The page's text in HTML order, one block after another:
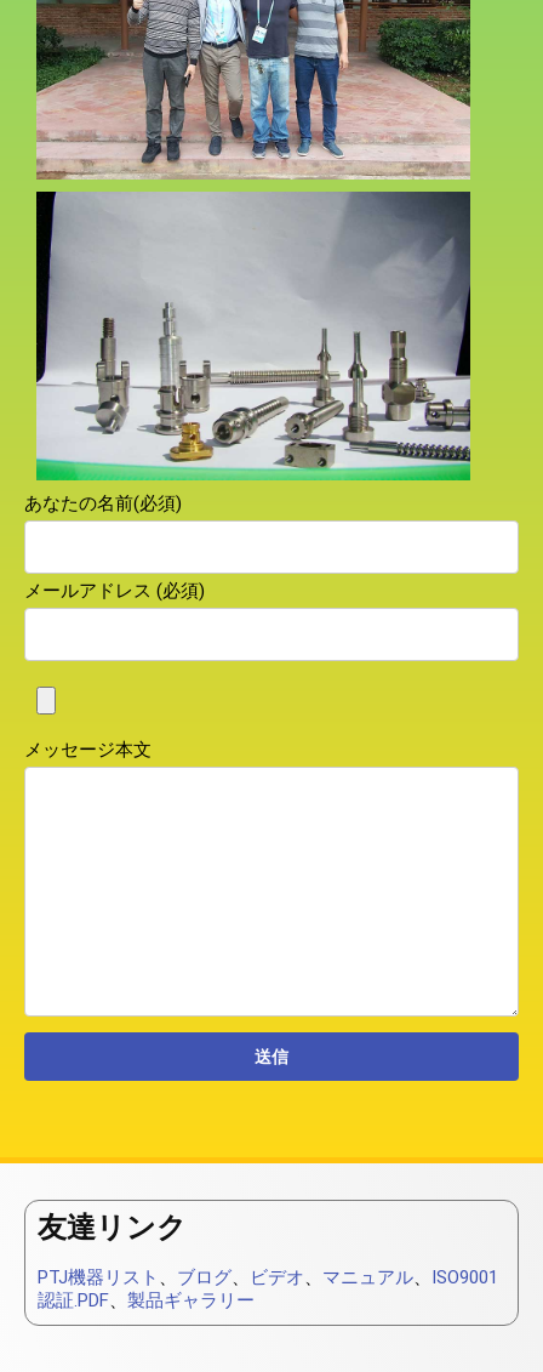
あなたの名前(必須)
メールアドレス (必須)
メッセージ本文
友達リンク
PTJ機器リスト 、 ブログ、 ビデオ、 マニュアル、 ISO9001
認証.PDF、 製品ギャラリー